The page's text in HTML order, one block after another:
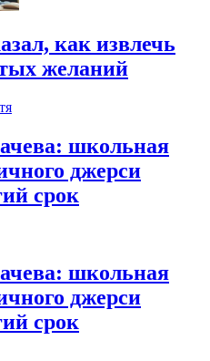
как извлечь
желаний
школьная
джерси
срок
школьная
джерси
срок